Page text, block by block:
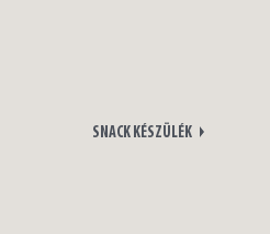
SNACK KÉSZÜLÉK